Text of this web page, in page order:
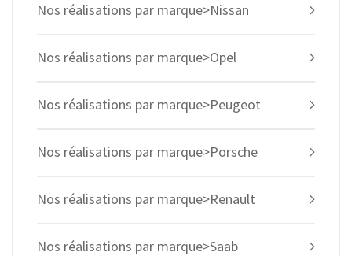
Nos réalisations par marque>Nissan
Nos réalisations par marque>Opel
Nos réalisations par marque>Peugeot
Nos réalisations par marque>Porsche
Nos réalisations par marque>Renault
Nos réalisations par marque>Saab